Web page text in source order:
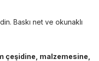
Baskı net ve okunaklı
çeşidine, malzemesine,